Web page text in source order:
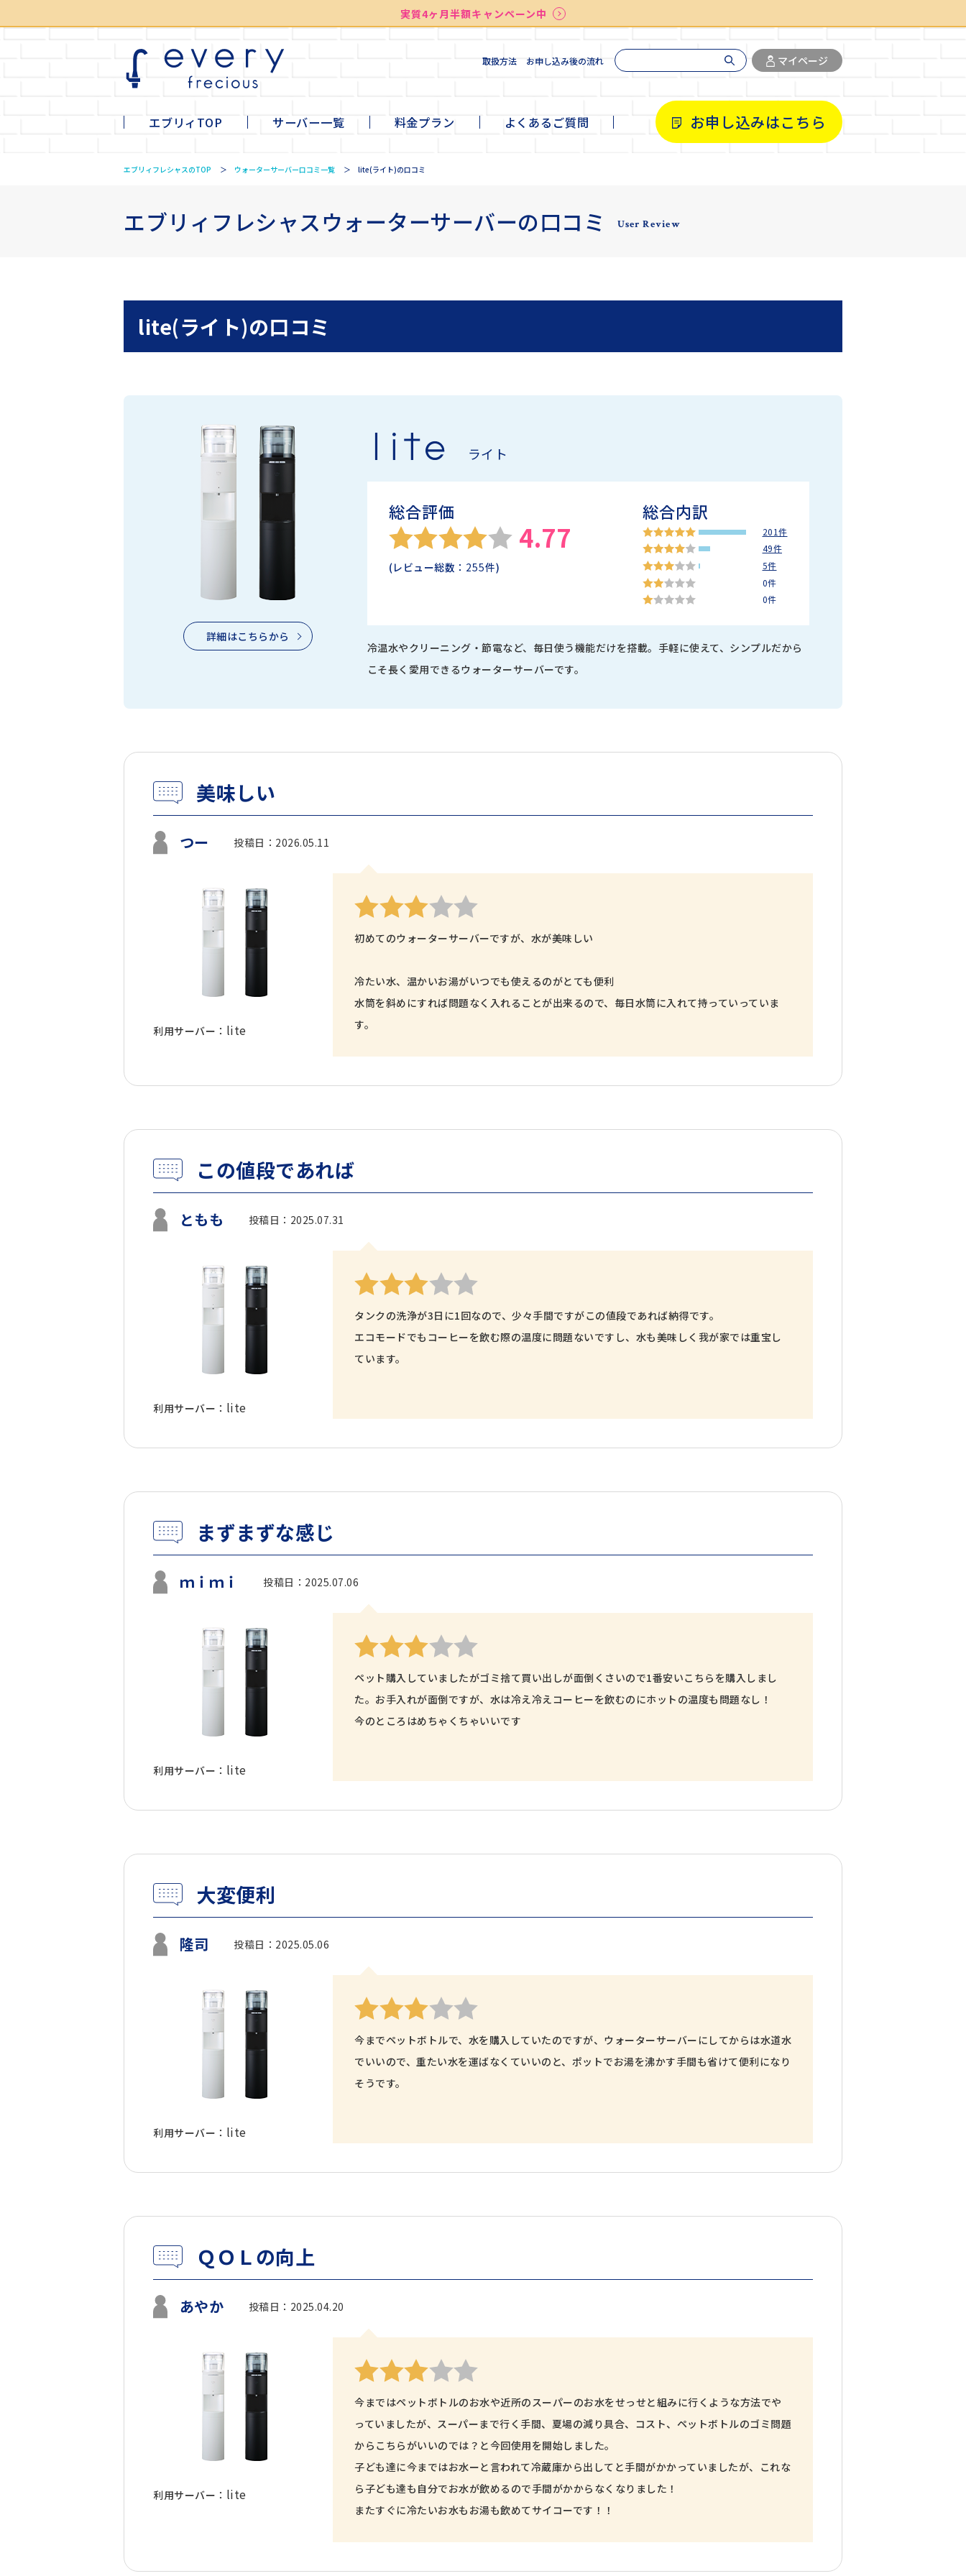
送料無料 最短お届け7日後
取扱方法 お申し込み後の流れ 検索 マイページ
エブリィTOP サーバー一覧
lite
mini
料金プラン よくあるご質問 お申し込みはこちら
エブリィフレシャスのTOP ウォーターサーバー口コミ一覧 lite(ライト)の口コミ
エブリィフレシャスウォーターサーバーの口コミ User Review
lite(ライト)の口コミ
詳細はこちらから
ライト
総合評価
4.77
(レビュー総数： 255件)
総合内訳
201件
49件
5件
0件
0件
冷温水やクリーニング・節電など、毎日使う機能だけを搭載。手軽に使えて、シンプルだから
こそ長く愛用できるウォーターサーバーです。
美味しい
つー 投稿日：2026.05.11
利用サーバー： lite
初めてのウォーターサーバーですが、水が美味しい
冷たい水、温かいお湯がいつでも使えるのがとても便利
水筒を斜めにすれば問題なく入れることが出来るので、毎日水筒に入れて持っていっていま
す。
この値段であれば
ともも 投稿日：2025.07.31
利用サーバー： lite
タンクの洗浄が3日に1回なので、少々手間ですがこの値段であれば納得です。
エコモードでもコーヒーを飲む際の温度に問題ないですし、水も美味しく我が家では重宝し
ています。
まずまずな感じ
ｍｉｍｉ 投稿日：2025.07.06
利用サーバー： lite
ペット購入していましたがゴミ捨て買い出しが面倒くさいので1番安いこちらを購入しまし
た。お手入れが面倒ですが、水は冷え冷えコーヒーを飲むのにホットの温度も問題なし！
今のところはめちゃくちゃいいです
大変便利
隆司 投稿日：2025.05.06
利用サーバー： lite
今までペットボトルで、水を購入していたのですが、ウォーターサーバーにしてからは水道水
でいいので、重たい水を運ばなくていいのと、ポットでお湯を沸かす手間も省けて便利になり
そうです。
ＱＯＬの向上
あやか 投稿日：2025.04.20
利用サーバー： lite
今まではペットボトルのお水や近所のスーパーのお水をせっせと組みに行くような方法でや
っていましたが、スーパーまで行く手間、夏場の減り具合、コスト、ペットボトルのゴミ問題
からこちらがいいのでは？と今回使用を開始しました。
子ども達に今まではお水ーと言われて冷蔵庫から出してと手間がかかっていましたが、これな
ら子ども達も自分でお水が飲めるので手間がかからなくなりました！
またすぐに冷たいお水もお湯も飲めてサイコーです！！